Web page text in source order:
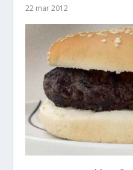
22 mar 2012